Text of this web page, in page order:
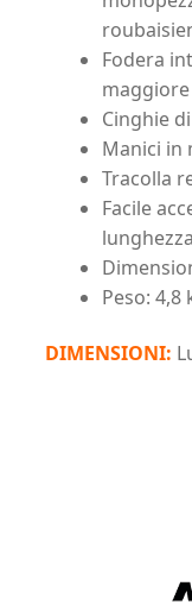
Fodera
Cinghie
Manici in
Tracolla
Facile
Peso: 4,8
DIMENSIONI: